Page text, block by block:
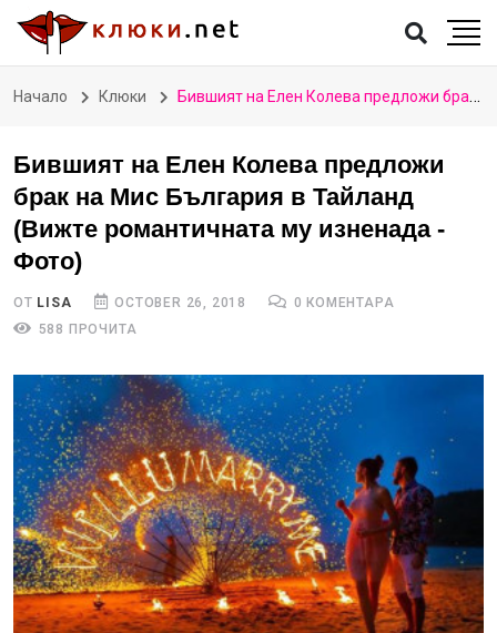
Начало Клюки Бившият на Елен Колева предложи брак на Мис България в Тайланд (Вижте романтичната му изненада - Фото)
Бившият на Елен Колева предложи
брак на Мис България в Тайланд
(Вижте романтичната му изненада -
Фото)
ОТ LISA OCTOBER 26, 2018
0 КОМЕНТАРА
588 ПРОЧИТА